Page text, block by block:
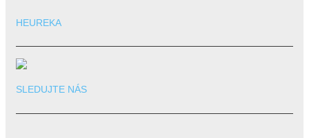
HEUREKA
SLEDUJTE NÁS